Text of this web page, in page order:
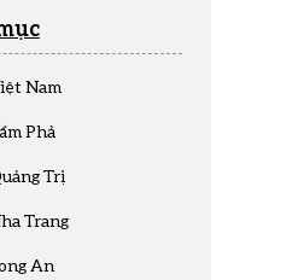
Nam
Phả
Trị
Trang
An